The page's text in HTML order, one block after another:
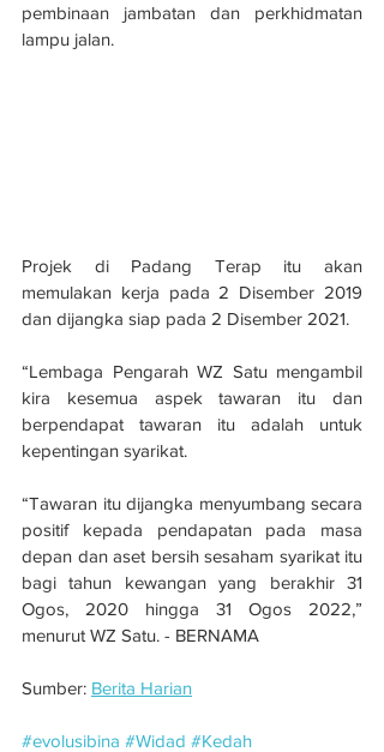
pembinaan jambatan dan perkhidmatan
lampu jalan.
Projek di Padang Terap itu akan
memulakan kerja pada 2 Disember 2019
dan dijangka siap pada 2 Disember 2021.
“Lembaga Pengarah WZ Satu mengambil
kira kesemua aspek tawaran itu dan
berpendapat tawaran itu adalah untuk
kepentingan syarikat.
“Tawaran itu dijangka menyumbang secara
positif kepada pendapatan pada masa
depan dan aset bersih sesaham syarikat itu
bagi tahun kewangan yang berakhir 31
Ogos, 2020 hingga 31 Ogos 2022,”
menurut WZ Satu. - BERNAMA
Sumber: Berita Harian
#evolusibina #Widad #Kedah